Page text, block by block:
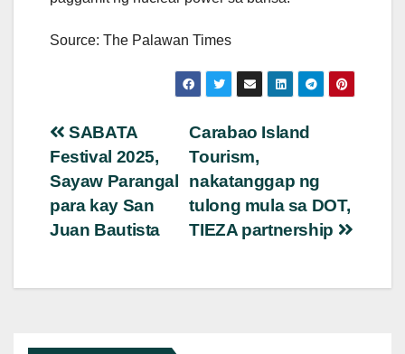
Source: The Palawan Times
Post
navigation
Carabao Island
Tourism,
nakatanggap ng
tulong mula sa DOT,
TIEZA partnership
SABATA
Festival 2025,
Sayaw Parangal
para kay San
Juan Bautista